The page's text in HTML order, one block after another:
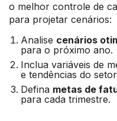
o melhor controle de
para projetar cenários:
Analise cenários
para o próximo ano.
Inclua variáveis de
e tendências do
Defina metas de
para cada trimestre.